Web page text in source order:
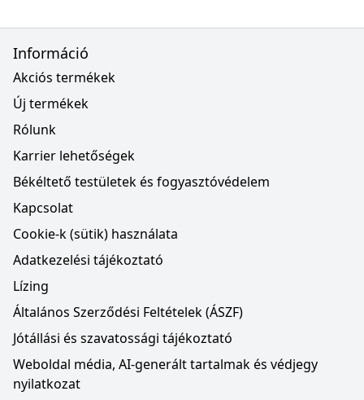
Információ
Akciós termékek
Új termékek
Rólunk
Karrier lehetőségek
Békéltető testületek és fogyasztóvédelem
Kapcsolat
Cookie-k (sütik) használata
Adatkezelési tájékoztató
Lízing
Általános Szerződési Feltételek (ÁSZF)
Jótállási és szavatossági tájékoztató
Weboldal média, AI-generált tartalmak és védjegy
nyilatkozat